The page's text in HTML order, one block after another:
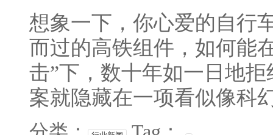
想象一下，你心爱的自行
而过的高铁组件，如何能
击”下，数十年如一日地
案就隐藏在一项看似像科